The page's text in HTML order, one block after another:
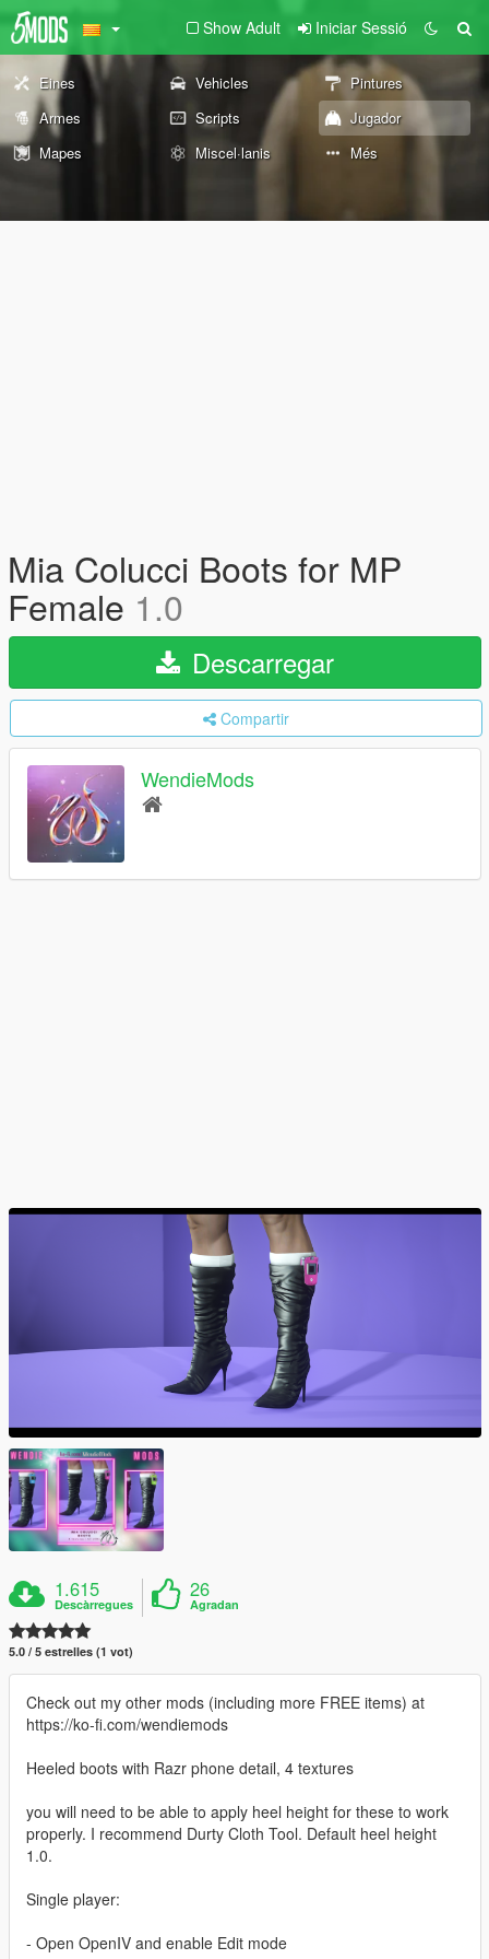
Show Adult Iniciar Sessió
Eines Vehicles
Pintures
Armes
Scripts
Jugador
Mapes
Miscel·lanis Més
Mia Colucci Boots for MP
Female 1.0
Descarregar
Compartir
WendieMods
1.615
Descàrregues
26
Agradan
5.0 / 5 estrelles (1 vot)
Check out my other mods (including more FREE items) at
https://ko-fi.com/wendiemods
Heeled boots with Razr phone detail, 4 textures
you will need to be able to apply heel height for these to work
properly. I recommend Durty Cloth Tool. Default heel height
1.0.
Single player:
- Open OpenIV and enable Edit mode